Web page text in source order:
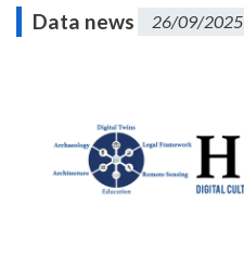
Data news 26/09/2025